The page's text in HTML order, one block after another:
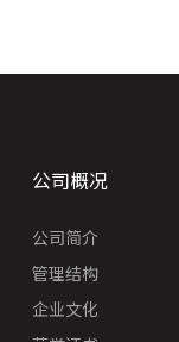
公司概况
公司简介
管理结构
企业文化